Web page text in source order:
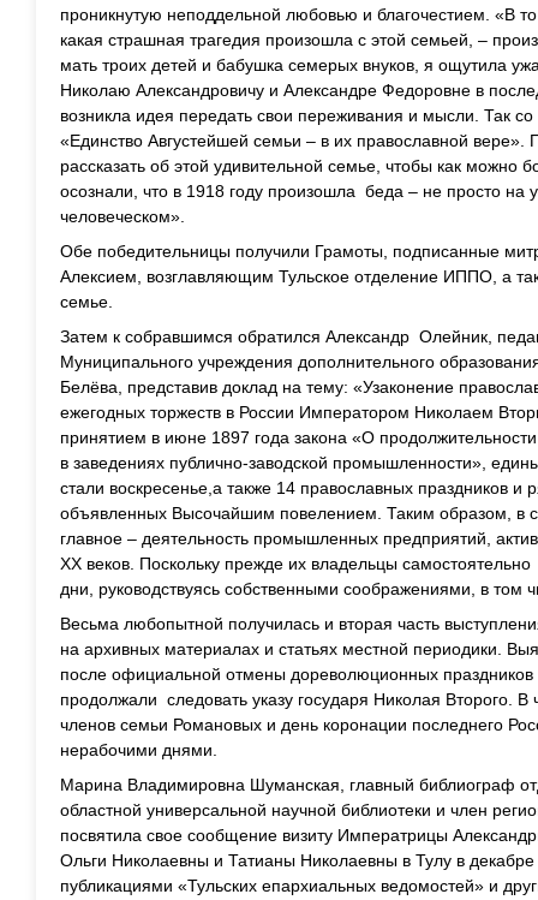
проникнутую неподдельной любовью и благочестием. «В
какая страшная трагедия произошла с этой семьей, –
мать троих детей и бабушка семерых внуков, я ощутила
Николаю Александровичу и Александре Федоровне в
возникла идея передать свои переживания и мысли. Так
«Единство Августейшей семьи – в их православной
рассказать об этой удивительной семье, чтобы как можно
осознали, что в 1918 году произошла беда – не просто на
человеческом».
Обе победительницы получили Грамоты, подписанные
Алексием, возглавляющим Тульское отделение ИППО, а
семье.
Затем к собравшимся обратился Александр Олейник,
Муниципального учреждения дополнительного
Белёва, представив доклад на тему: «Узаконение
ежегодных торжеств в России Императором Николаем
принятием в июне 1897 года закона «О
в заведениях публично-заводской промышленности»,
стали воскресенье,а также 14 православных праздников и
объявленных Высочайшим повелением. Таким образом, в
главное – деятельность промышленных предприятий,
XX веков. Поскольку прежде их владельцы
дни, руководствуясь собственными соображениями, в том
Весьма любопытной получилась и вторая часть
на архивных материалах и статьях местной периодики.
после официальной отмены дореволюционных праздников
продолжали следовать указу государя Николая Второго. В
членов семьи Романовых и день коронации последнего
нерабочими днями.
Марина Владимировна Шуманская, главный библиограф
областной универсальной научной библиотеки и член
посвятила свое сообщение визиту Императрицы
Ольги Николаевны и Татианы Николаевны в Тулу в
публикациями «Тульских епархиальных ведомостей» и